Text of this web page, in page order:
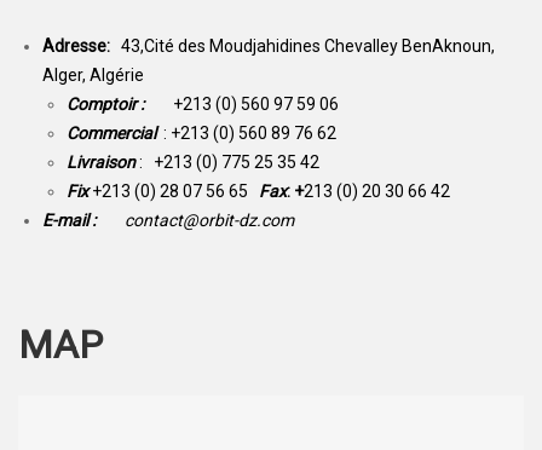
Adresse: 43,Cité des Moudjahidines Chevalley BenAknoun,
Alger, Algérie
Comptoir : +213 (0) 560 97 59 06
Commercial : +213 (0) 560 89 76 62
Livraison: +213 (0) 775 25 35 42
Fix +213 (0) 28 07 56 65 Fax: +213 (0) 20 30 66 42
E-mail :
contact@orbit-dz.com
MAP